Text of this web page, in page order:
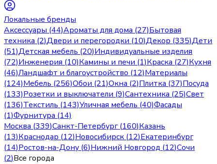
Локальные бренды
Аксессуары (44)Ароматы для дома (27)Бытовая
техника (2)Двери и перегородки (10)Декор (335)Дети
(51)Детская мебель (20)Индивидуальные изделия
(72)Инженерия (10)Камины и печи (1)Краска (27)Кухня
(46)Ландшафт и благоустройство (12)Материалы
(124)Мебель (256)Обои (21)Окна (2)Плитка (37)Посуда
(133)Розетки и выключатели (9)Сантехника (25)Свет
(136)Текстиль (143)Уличная мебель (40)Фасады
(1)Фурнитура (14)
Москва (339)Санкт-Петербург(160)Казань
(13)Краснодар (12)Новосибирск (12)Екатеринбург
(14)Ростов-на-Дону (6)Нижний Новгород (12)Сочи
(2)Все города